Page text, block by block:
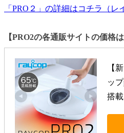
「PRO２」の詳細はコチラ（レ
【PRO2の各通販サイトの価格は
【
ッ
搭